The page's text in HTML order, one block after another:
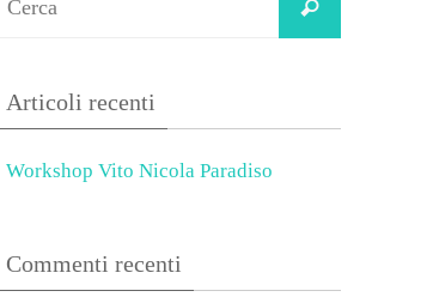
Cerca
Articoli recenti
Workshop Vito Nicola Paradiso
Commenti recenti